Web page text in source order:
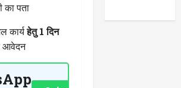
का पता
कार्यहेतु 1 दिन
आवेदन